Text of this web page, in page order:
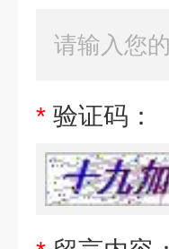
* 验证码：